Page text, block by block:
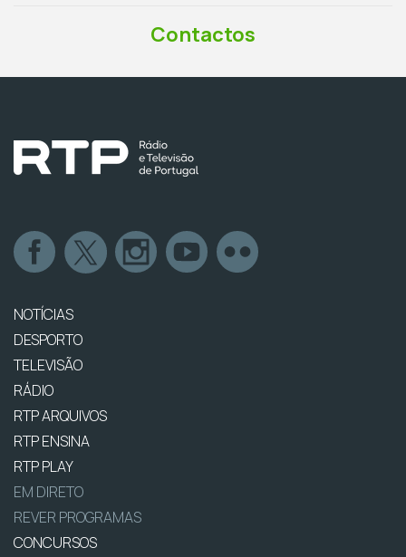
Contactos
NOTÍCIAS
DESPORTO
TELEVISÃO
RÁDIO
RTP ARQUIVOS
RTP ENSINA
RTP PLAY
EM DIRETO
REVER PROGRAMAS
CONCURSOS